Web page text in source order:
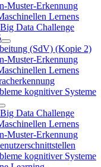
Muster-Erkennung
Lernens
Data Challenge
(SdV) (Kopie 2)
Muster-Erkennung
Lernens
kognitiver Systeme
Data Challenge
Lernens
Muster-Erkennung
kognitiver Systeme